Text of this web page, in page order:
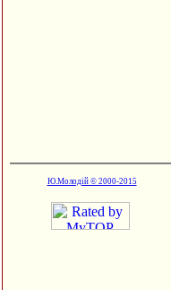
Ю.Молодій © 2000-2015